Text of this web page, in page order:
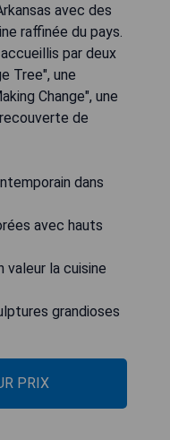
avec des
raffinée du pays.
par deux
Tree", une
Change", une
de
dans
avec hauts
la cuisine
grandioses
PRIX